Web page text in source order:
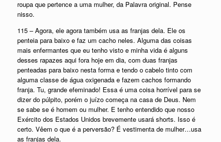
roupa que pertence a uma mulher, da Palavra original. Pense
nisso.
115 – Agora, ele agora também usa as franjas dela. Ele os
penteia para baixo e faz um cacho neles. Alguma das coisas
mais enfermantes que eu tenho visto e minha vida é alguns
desses rapazes aqui fora hoje em dia, com duas franjas
penteadas para baixo nesta forma e tendo o cabelo tinto com
alguma classe de água oxigenada e fazem cachos formando
franja. Tu, grande efeminado! Essa é uma coisa horrível para se
dizer do púlpito, porém o juízo começa na casa de Deus. Nem
se sabe se é homem ou mulher. E tenho entendido que nosso
Exército dos Estados Unidos brevemente usará shorts. Isso é
certo. Vêem o que é a perversão? É vestimenta de mulher…usa
as franjas dela.